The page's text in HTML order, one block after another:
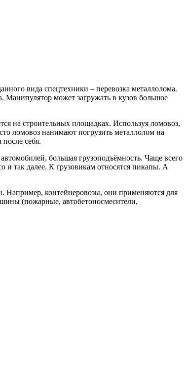
вида спецтехники – перевозка металлолома.
Манипулятор может загружать в кузов большое
на строительных площадках. Используя ломовоз,
ломовоз нанимают погрузить металлолом на
себя.
большая грузоподъёмность. Чаще всего
и так далее. К грузовикам относятся пикапы. А
Например, контейнеровозы, они применяются для
(пожарные, автобетоносмесители,